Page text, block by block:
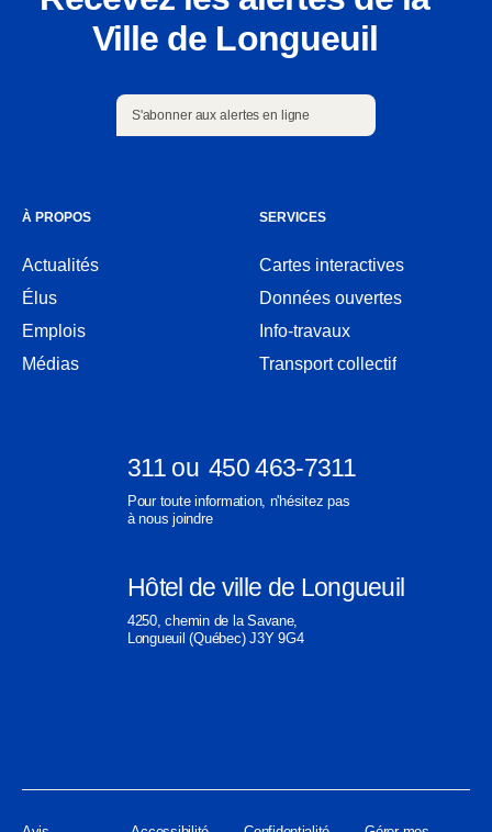
Ville de Longueuil
S'abonner aux alertes en ligne
À PROPOS
Actualités
Élus
Emplois
Médias
SERVICES
Cartes interactives
Ouvre
dans
une
nouvelle
Données ouvertes
Ouvre
dans
une
Info-travaux
Transport collectif
311Ouvre
dans
une
fenêtre
ou 450 463-7311
Ouvre
dans
fenêtre
Pour toute information, n'hésitez pas
à nous joindre
Hôtel de ville de Longueuil
Ouvre
dans
4250, chemin de la Savane,
Longueuil (Québec) J3Y 9G4